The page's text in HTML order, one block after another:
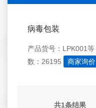
病毒包装
产品货号：LPK001等
数：26195
商家询价
共1条结果